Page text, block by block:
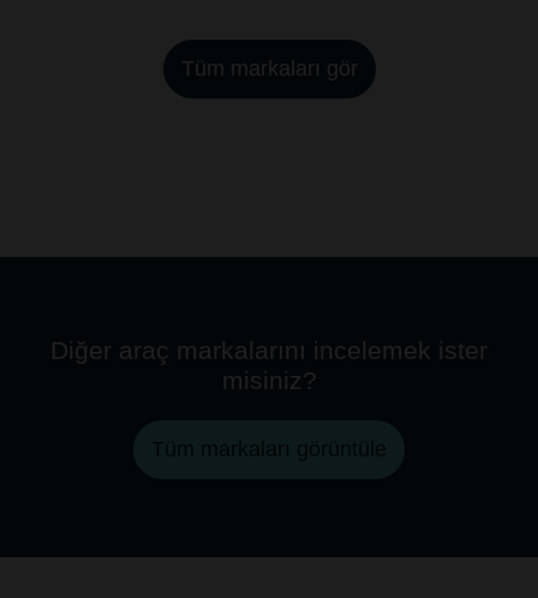
Tüm markaları gör
Diğer araç markalarını incelemek ister
misiniz?